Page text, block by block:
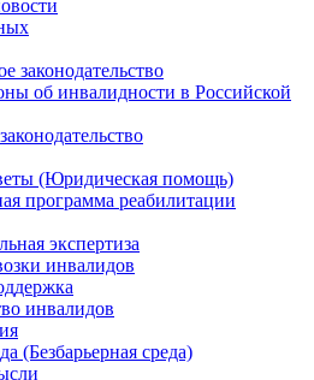
законодательство
об инвалидности в Российской
(Юридическая помощь)
программа реабилитации
экспертиза
инвалидов
инвалидов
(Безбарьерная среда)